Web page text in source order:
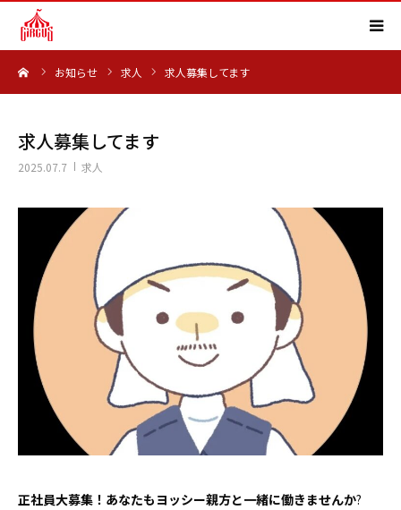
お知らせ 求人 求人募集してます
求人募集してます
2025.07.7 求人
正社員大募集！あなたもヨッシー親方と一緒に働きませんか?
HOME
実績紹介
会社概要
求人情報
よくある質問
お問い合わせ